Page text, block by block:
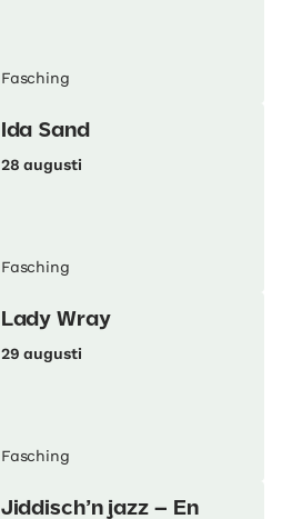
Fasching
Ida Sand
28 augusti
Fasching
Lady Wray
29 augusti
Fasching
Jiddisch’n jazz – En